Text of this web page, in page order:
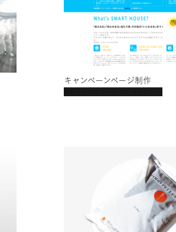
キャンペーンページ制作